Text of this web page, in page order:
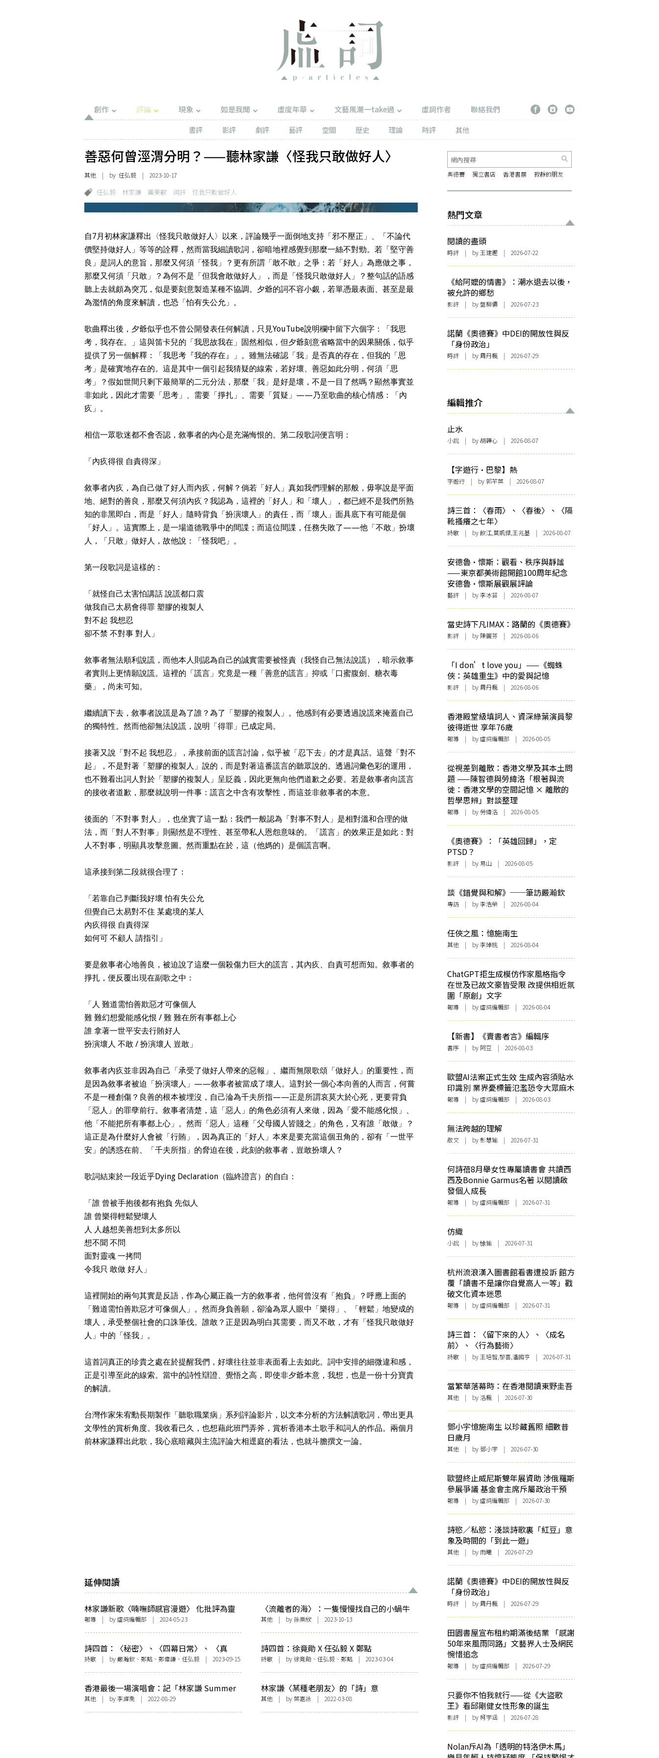
創作 評論 現象 如是我聞 虛度年華 文藝風潮一take過 虛詞作者
聯絡我們
書評
影評 劇評 藝評 空間 歷史 理論 時評 其他
善惡何曾涇渭分明？——聽林家謙〈怪我只敢做好人〉
其他 | by 任弘毅 | 2023-10-17
任弘毅 林家謙 廣東歌 詞評 怪我只敢做好人
自7月初林家謙釋出〈怪我只敢做好人〉以來，評論幾乎一面倒地支持「邪不壓正」、「不論代
價堅持做好人」等等的詮釋，然而當我細讀歌詞，卻暗地裡感覺到那麼一絲不對勁。若「堅守善
良」是詞人的意旨，那麼又何須「怪我」？更有所謂「敢不敢」之爭：若「好人」為應做之事，
那麼又何須「只敢」？為何不是「但我會敢做好人」，而是「怪我只敢做好人」？整句話的語感
聽上去就頗為突兀，似是要刻意製造某種不協調。夕爺的詞不容小覷，若單憑最表面、甚至是最
為濫情的角度來解讀，也恐「怕有失公允」。
歌曲釋出後，夕爺似乎也不曾公開發表任何解讀，只見YouTube說明欄中留下六個字：「我思
考，我存在。」這與笛卡兒的「我思故我在」固然相似，但夕爺刻意省略當中的因果關係，似乎
提供了另一個解釋：「我思考『我的存在』」。雖無法確認「我」是否真的存在，但我的「思
考」是確實地存在的。這是其中一個引起我猜疑的線索，若好壞、善惡如此分明，何須「思
考」？假如世間只剩下最簡單的二元分法，那麼「我」是好是壞，不是一目了然嗎？顯然事實並
非如此，因此才需要「思考」、需要「掙扎」、需要「質疑」——乃至歌曲的核心情感：「內
疚」。
相信一眾歌迷都不會否認，敘事者的內心是充滿悔恨的。第二段歌詞便言明：
「內疚得很 自責得深」
敘事者內疚，為自己做了好人而內疚，何解？倘若「好人」真如我們理解的那般，毋寧說是平面
地、絕對的善良，那麼又何須內疚？我認為，這裡的「好人」和「壞人」，都已經不是我們所熟
知的非黑即白，而是「好人」隨時背負「扮演壞人」的責任，而「壞人」面具底下有可能是個
「好人」。這實際上，是一場道德戰爭中的間諜；而這位間諜，任務失敗了——他「不敢」扮壞
人，「只敢」做好人，故他說：「怪我吧」。
第一段歌詞是這樣的：
「就怪自己太害怕講話 說謊都口震
做我自己太易會得罪 塑膠的複製人
對不起 我想忍
卻不禁 不對事 對人」
敘事者無法順利說謊，而他本人則認為自己的誠實需要被怪責（我怪自己無法說謊），暗示敘事
者實則上更情願說謊。這裡的「謊言」究竟是一種「善意的謊言」抑或「口蜜腹劍、糖衣毒
藥」，尚未可知。
繼續讀下去，敘事者說謊是為了誰？為了「塑膠的複製人」。他感到有必要透過說謊來掩蓋自己
的獨特性。然而他卻無法說謊，說明「得罪」已成定局。
接著又說「對不起 我想忍」，承接前面的謊言討論，似乎被「忍下去」的才是真話。這聲「對不
起」，不是對著「塑膠的複製人」說的，而是對著這番謊言的聽眾說的。透過詞彙色彩的運用，
也不難看出詞人對於「塑膠的複製人」呈貶義，因此更無向他們道歉之必要。若是敘事者向謊言
的接收者道歉，那麼就說明一件事：謊言之中含有攻擊性，而這並非敘事者的本意。
後面的「不對事 對人」，也坐實了這一點：我們一般認為「對事不對人」是相對溫和合理的做
法，而「對人不對事」則顯然是不理性、甚至帶私人恩怨意味的。「謊言」的效果正是如此：對
人不對事，明顯具攻擊意圖。然而重點在於，這（他媽的）是個謊言啊。
這承接到第二段就很合理了：
「若靠自己判斷我好壞 怕有失公允
但覺自己太易對不住 某處境的某人
內疚得很 自責得深
如何可 不顧人 請指引」
要是敘事者心地善良，被迫說了這麼一個殺傷力巨大的謊言，其內疚、自責可想而知。敘事者的
掙扎，便反覆出現在副歌之中：
「人 難道需怕善欺惡才可像個人
難 難幻想愛能感化恨 / 難 難在所有事都上心
誰 拿著一世平安去行賄好人
扮演壞人 不敢 / 扮演壞人 豈敢」
敘事者內疚並非因為自己「承受了做好人帶來的惡報」、繼而無限歌頌「做好人」的重要性，而
是因為敘事者被迫「扮演壞人」——敘事者被當成了壞人。這對於一個心本向善的人而言，何嘗
不是一種創傷？良善的根本被埋沒，自己淪為千夫所指——正是所謂哀莫大於心死，更要背負
「惡人」的罪孽前行。敘事者清楚，這「惡人」的角色必須有人來做，因為「愛不能感化恨」、
他「不能把所有事都上心」。然而「惡人」這種「父母國人皆賤之」的角色，又有誰「敢做」？
這正是為什麼好人會被「行賄」，因為真正的「好人」本來是要充當這個丑角的，卻有「一世平
安」的誘惑在前、「千夫所指」的脅迫在後，此刻的敘事者，豈敢扮壞人？
歌詞結束於一段近乎Dying Declaration（臨終證言）的自白：
「誰 曾被手抱後都有抱負 先似人
誰 曾樂得輕鬆變壞人
人 人越想美善想到太多所以
想不聞 不問
面對靈魂 一拷問
令我只 敢做 好人」
這裡開始的兩句其實是反語，作為心屬正義一方的敘事者，他何曾沒有「抱負」？呼應上面的
「難道需怕善欺惡才可像個人」。然而身負善願，卻淪為眾人眼中「樂得」、「輕鬆」地變成的
壞人，承受整個社會的口誅筆伐。誰敢？正是因為明白其需要，而又不敢，才有「怪我只敢做好
人」中的「怪我」。
這首詞真正的珍貴之處在於提醒我們，好壞往往並非表面看上去如此。詞中安排的細微違和感，
正是引導至此的線索。當中的詩性辯證、覺悟之高，即使非夕爺本意，我想，也是一份十分寶貴
的解讀。
台灣作家朱宥勳長期製作「聽歌職業病」系列評論影片，以文本分析的方法解讀歌詞，帶出更具
文學性的賞析角度。我收看已久，也想藉此班門弄斧，賞析香港本土歌手和詞人的作品。兩個月
前林家謙釋出此歌，我心底暗藏與主流評論大相逕庭的看法，也就斗膽撰文一論。
延伸閱讀
林家謙新歌〈喃嘸師感官漫遊〉 化批評為靈
感 喃嘸腔配電音自嘲 「用感官體驗世界，以
美感把握當下」
報導 | by 虛詞編輯部 | 2024-05-23
〈流離者的海〉：一隻慢慢找自己的小蝸牛
其他 | by 孫樂欣 | 2023-10-13
詩四首：〈秘密〉、〈四幕日常〉、 〈真
空〉、〈無雲——記慈山寺行〉
詩歌 | by 嚴瀚欽、鄭點、鄭偉謙、任弘毅 | 2023-09-15
詩四首：徐竟勛 X 任弘毅 X 鄭點
詩歌 | by 徐竟勛、任弘毅、鄭點 | 2023-03-04
香港最後一場演唱會：記「林家謙 Summer
Blues 演唱會」
其他 | by 李譯喬 | 2022-08-29
林家謙〈某種老朋友〉的「詩」意
其他 | by葉嘉詠 | 2022-03-08
奧德賽 獨立書店 香港書展 寂靜的朋友
熱門文章
閱讀的盡頭
時評 | by 王建鏗 | 2026-07-22
《給阿嬤的情書》：潮水退去以後，
被允許的鄉愁
影評 | by 盤柳儂 | 2026-07-23
諾蘭《奧德賽》中DEI的開放性與反
「身份政治」
時評 | by 周丹楓 | 2026-07-29
編輯推介
止水
小說 | by 胡韡心 | 2026-08-07
【字遊行·巴黎】熱
字遊行 | by 郭芊葉 | 2026-08-07
詩三首：〈春雨〉、〈春後〉、〈隔
靴搔癢之七年〉
詩歌 | by 飲江,莫凱傑,王兆基 | 2026-08-07
安德魯·懷斯：觀看、秩序與靜謐
——東京都美術館開館100周年紀念
安德魯·懷斯展觀展評論
藝評 | by 李冰苔 | 2026-08-07
當史詩下凡IMAX：路蘭的《奧德賽》
影評 | by 陳麗芬 | 2026-08-06
「I don’t love you」——《蜘蛛
俠：英雄重生》中的愛與記憶
影評 | by 周丹楓 | 2026-08-06
香港殿堂級填詞人、資深綠葉演員黎
彼得逝世 享年76歲
報導 | by 虛詞編輯部 | 2026-08-05
從視差到離散：香港文學及其本土問
題 ——陳智德與勞緯洛「根著與流
徙：香港文學的空間記憶 × 離散的
哲學思辨」對談整理
報導 | by 勞緯洛 | 2026-08-05
《奧德賽》：「英雄回歸」，定
PTSD？
影評 | by 易山 | 2026-08-05
談《錯覺與和解》──筆訪嚴瀚欽
專訪 | by 李浩榮 | 2026-08-04
任俠之風：憶施南生
其他 | by 李焯桃 | 2026-08-04
ChatGPT拒生成模仿作家風格指令
在世及已故文豪皆受限 改提供相近氛
圍「原創」文字
報導 | by 虛詞編輯部 | 2026-08-04
【新書】《賣書者言》編輯序
書序 | by 阿豆 | 2026-08-03
歐盟AI法案正式生效 生成內容須貼水
印識別 業界憂標籤氾濫恐令大眾麻木
報導 | by 虛詞編輯部 | 2026-08-03
無法跨越的理解
散文 | by 彭慧瑜 | 2026-07-31
何詩蓓8月舉女性專屬讀書會 共讀西
西及Bonnie Garmus名著 以閱讀啟
發個人成長
報導 | by 虛詞編輯部 | 2026-07-31
仿織
小說 | by 悇愉 | 2026-07-31
杭州流浪漢入圖書館看書遭投訴 館方
覆「讀書不是讓你自覺高人一等」戳
破文化資本迷思
報導 | by 虛詞編輯部 | 2026-07-31
詩三首：〈留下來的人〉、〈成名
前〉、〈行為藝術〉
詩歌 | by 王培智,黎喜,潘國亨 | 2026-07-31
當繁華落幕時：在香港閱讀東野圭吾
其他 | by洛楓 | 2026-07-30
鄧小宇憶施南生 以珍藏舊照 細數昔
日歲月
其他 | by 鄧小宇 | 2026-07-30
歐盟終止威尼斯雙年展資助 涉俄羅斯
參展爭議 基金會主席斥屬政治干預
報導 | by 虛詞編輯部 | 2026-07-30
詩慾／私慾：淺談詩歌裏「紅豆」意
象及時間的「到此一遊」
其他 | by 雨曦 | 2026-07-29
諾蘭《奧德賽》中DEI的開放性與反
「身份政治」
時評 | by 周丹楓 | 2026-07-29
田園書屋宣布租約期滿後結業 「感謝
50年來風雨同路」文藝界人士及網民
惋惜追念
報導 | by 虛詞編輯部 | 2026-07-29
只要你不怕我就行——從《大盜歌
王》看邱剛健女性形象的誕生
影評 | by 柯宇涵 | 2026-07-28
Nolan斥AI為「透明的特洛伊木馬」